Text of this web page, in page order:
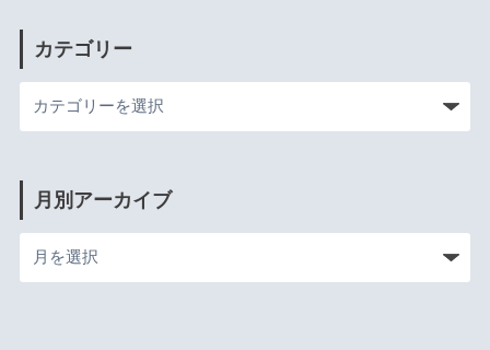
カテゴリー
月別アーカイブ